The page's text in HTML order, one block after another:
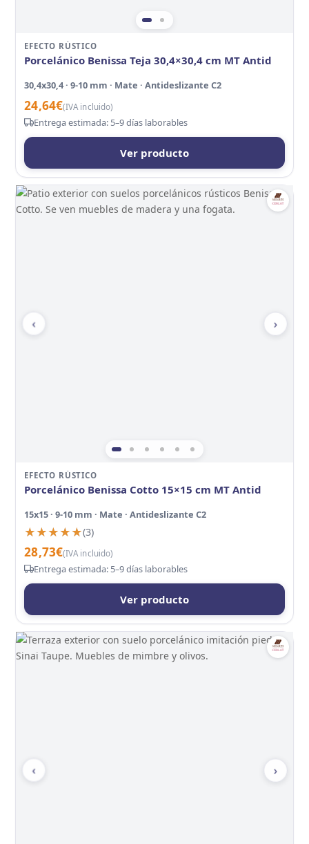
EFECTO RÚSTICO
Porcelánico Benissa Teja 30,4×30,4 cm MT Antid
30,4x30,4 · 9-10 mm · Mate · Antideslizante C2
24,64€(IVA incluido)
Entrega estimada: 5–9 días laborables
Ver producto
‹ ›
EFECTO RÚSTICO
Porcelánico Benissa Cotto 15×15 cm MT Antid
15x15 · 9-10 mm · Mate · Antideslizante C2
★★★★★
★★★★★(3)
28,73€(IVA incluido)
Entrega estimada: 5–9 días laborables
Ver producto
‹ ›